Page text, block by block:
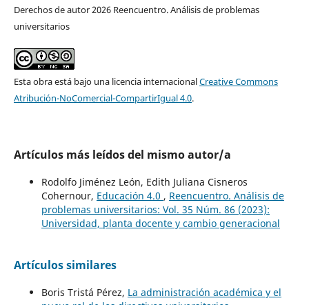
Derechos de autor 2026 Reencuentro. Análisis de problemas
universitarios
Esta obra está bajo una licencia internacionalCreative Commons
Atribución-NoComercial-CompartirIgual 4.0.
Artículos más leídos del mismo autor/a
Rodolfo Jiménez León, Edith Juliana Cisneros
Cohernour, Educación 4.0 , Reencuentro. Análisis de
problemas universitarios: Vol. 35 Núm. 86 (2023):
Universidad, planta docente y cambio generacional
Artículos similares
Boris Tristá Pérez, La administración académica y el